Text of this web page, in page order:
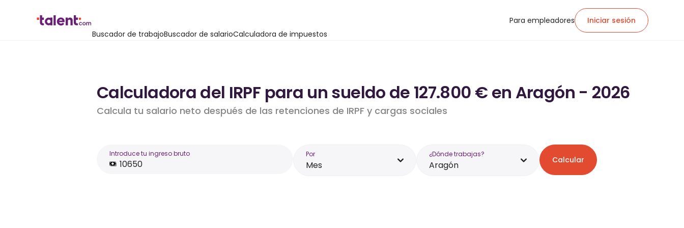
Buscador de trabajoBuscador de salarioCalculadora de impuestos
Para empleadores Iniciar sesión
Calculadora del IRPF para un sueldo de 127.800 € en Aragón - 2026
Calcula tu salario neto después de las retenciones de IRPF y cargas sociales
Introduce tu ingreso bruto Por
Mes
¿Dónde trabajas?
Aragón Calcular